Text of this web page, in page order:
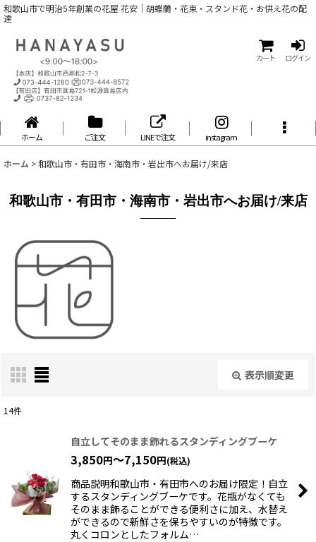
和歌山市で明治5年創業の花屋 花安｜胡蝶蘭・花束・スタンド花・お供え花の配
達
カート ログイン
ホーム ご注文 LINEで注文 instagram
ホーム >和歌山市・有田市・海南市・岩出市へお届け/来店
和歌山市・有田市・海南市・岩出市へお届け/来店
表示順変更
表示数:
閉じる
14件
自立してそのまま飾れるスタンディングブーケ
3,850円～7,150円(税込)
商品説明和歌山市・有田市へのお届け限定！自立
するスタンディングブーケです。花瓶がなくても
そのまま飾ることができる便利さに加え、水替え
ができるので新鮮さを保ちやすいのが特徴です。
丸くコロンとしたフォルム…